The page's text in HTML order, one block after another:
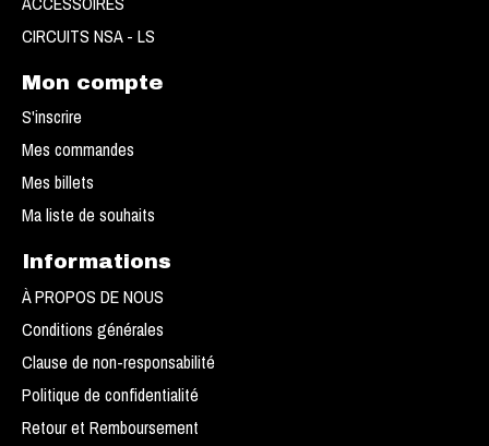
CIRCUITS NSA - LS
Mon compte
S'inscrire
Mes commandes
Mes billets
Ma liste de souhaits
Informations
À PROPOS DE NOUS
Conditions générales
Clause de non-responsabilité
Politique de confidentialité
Retour et Remboursement